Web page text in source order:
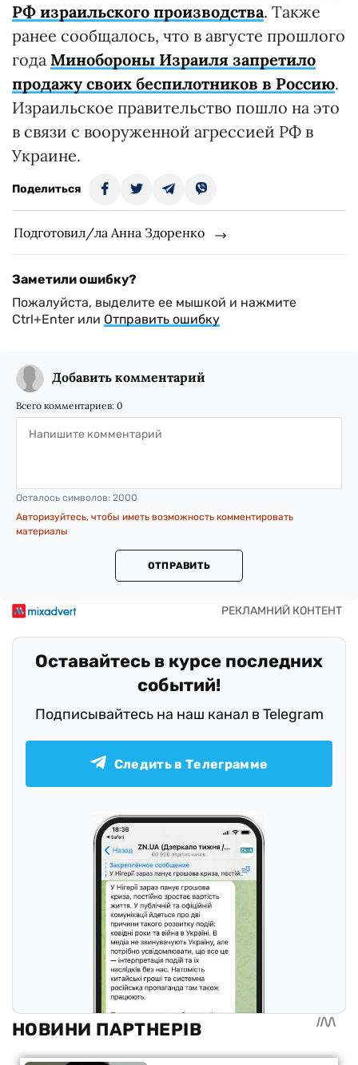
РФ израильского производства. Также
ранее сообщалось, что в августе прошлого
года Минобороны Израиля запретило
продажу своих беспилотников в Россию.
Израильское правительство пошло на это
в связи с вооруженной агрессией РФ в
Украине.
Поделиться
Подготовил/ла Анна Здоренко
Заметили ошибку?
Пожалуйста, выделите ее мышкой и нажмите
Ctrl+Enter или Отправить ошибку
Добавить комментарий
Всего комментариев: 0
Осталось символов: 2000
Авторизуйтесь, чтобы иметь возможность комментировать
материалы
ОТПРАВИТЬ
Оставайтесь в курсе последних
событий!
Подписывайтесь на наш канал в Telegram
Следить в Телеграмме